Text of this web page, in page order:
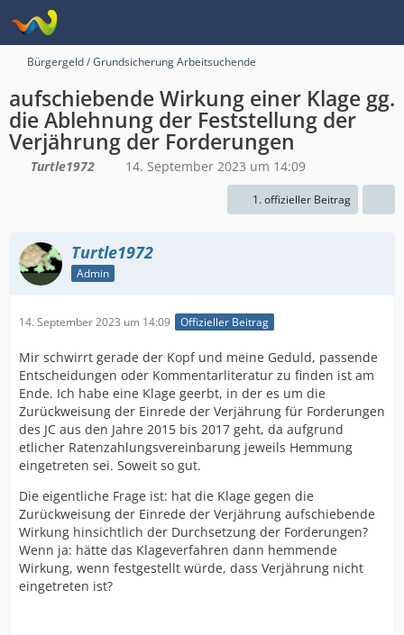
Bürgergeld / Grundsicherung Arbeitsuchende
aufschiebende Wirkung einer Klage gg.
die Ablehnung der Feststellung der
Verjährung der Forderungen
Turtle1972 14. September 2023 um 14:09
1. offizieller Beitrag
Turtle1972
Admin
14. September 2023 um 14:09 Offizieller Beitrag
Mir schwirrt gerade der Kopf und meine Geduld, passende
Entscheidungen oder Kommentarliteratur zu finden ist am
Ende. Ich habe eine Klage geerbt, in der es um die
Zurückweisung der Einrede der Verjährung für Forderungen
des JC aus den Jahre 2015 bis 2017 geht, da aufgrund
etlicher Ratenzahlungsvereinbarung jeweils Hemmung
eingetreten sei. Soweit so gut.
Die eigentliche Frage ist: hat die Klage gegen die
Zurückweisung der Einrede der Verjährung aufschiebende
Wirkung hinsichtlich der Durchsetzung der Forderungen?
Wenn ja: hätte das Klageverfahren dann hemmende
Wirkung, wenn festgestellt würde, dass Verjährung nicht
eingetreten ist?